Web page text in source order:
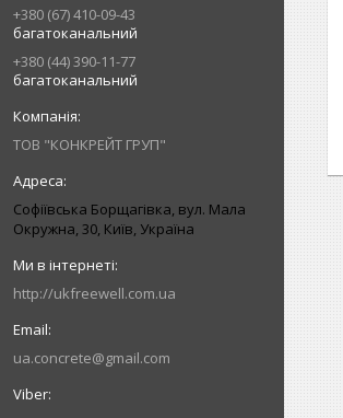
+380 (67) 410-09-43
багатоканальний
+380 (44) 390-11-77
багатоканальний
ТОВ "КОНКРЕЙТ ГРУП"
Софіївська Борщагівка, вул. Мала
Окружна, 30, Київ, Україна
http://ukfreewell.com.ua
ua.concrete@gmail.com